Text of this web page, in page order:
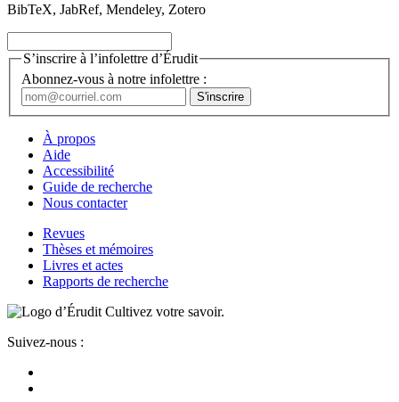
BibTeX, JabRef, Mendeley, Zotero
S’inscrire à l’infolettre d’Érudit
Abonnez-vous à notre infolettre :
À propos
Aide
Accessibilité
Guide de recherche
Nous contacter
Revues
Thèses et mémoires
Livres et actes
Rapports de recherche
Cultivez votre savoir.
Suivez-nous :